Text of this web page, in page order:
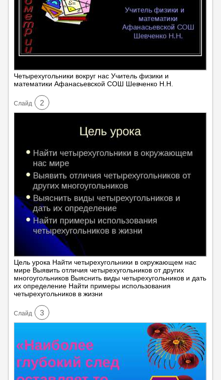
Четырехугольники вокруг нас Учитель физики и
математики Афанасьевской СОШ Шевченко Н.Н.
Cлайд 2
Цель урока Найти четырехугольники в окружающем нас
мире Выявить отличия четырехугольников от других
многоугольников Выяснить виды четырехугольников и дать
их определение Найти примеры использования
четырехугольников в жизни
Cлайд 3